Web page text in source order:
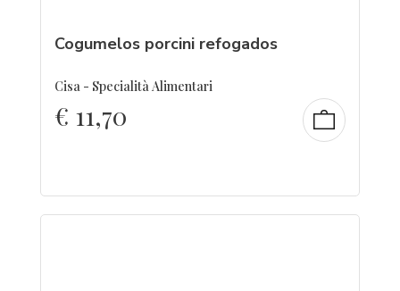
Cogumelos porcini refogados
Cisa - Specialità Alimentari
€ 11,70